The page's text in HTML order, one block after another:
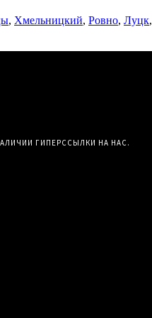
, Хмельницкий, Ровно, Луцк,
ГИПЕРССЫЛКИ НА НАС.